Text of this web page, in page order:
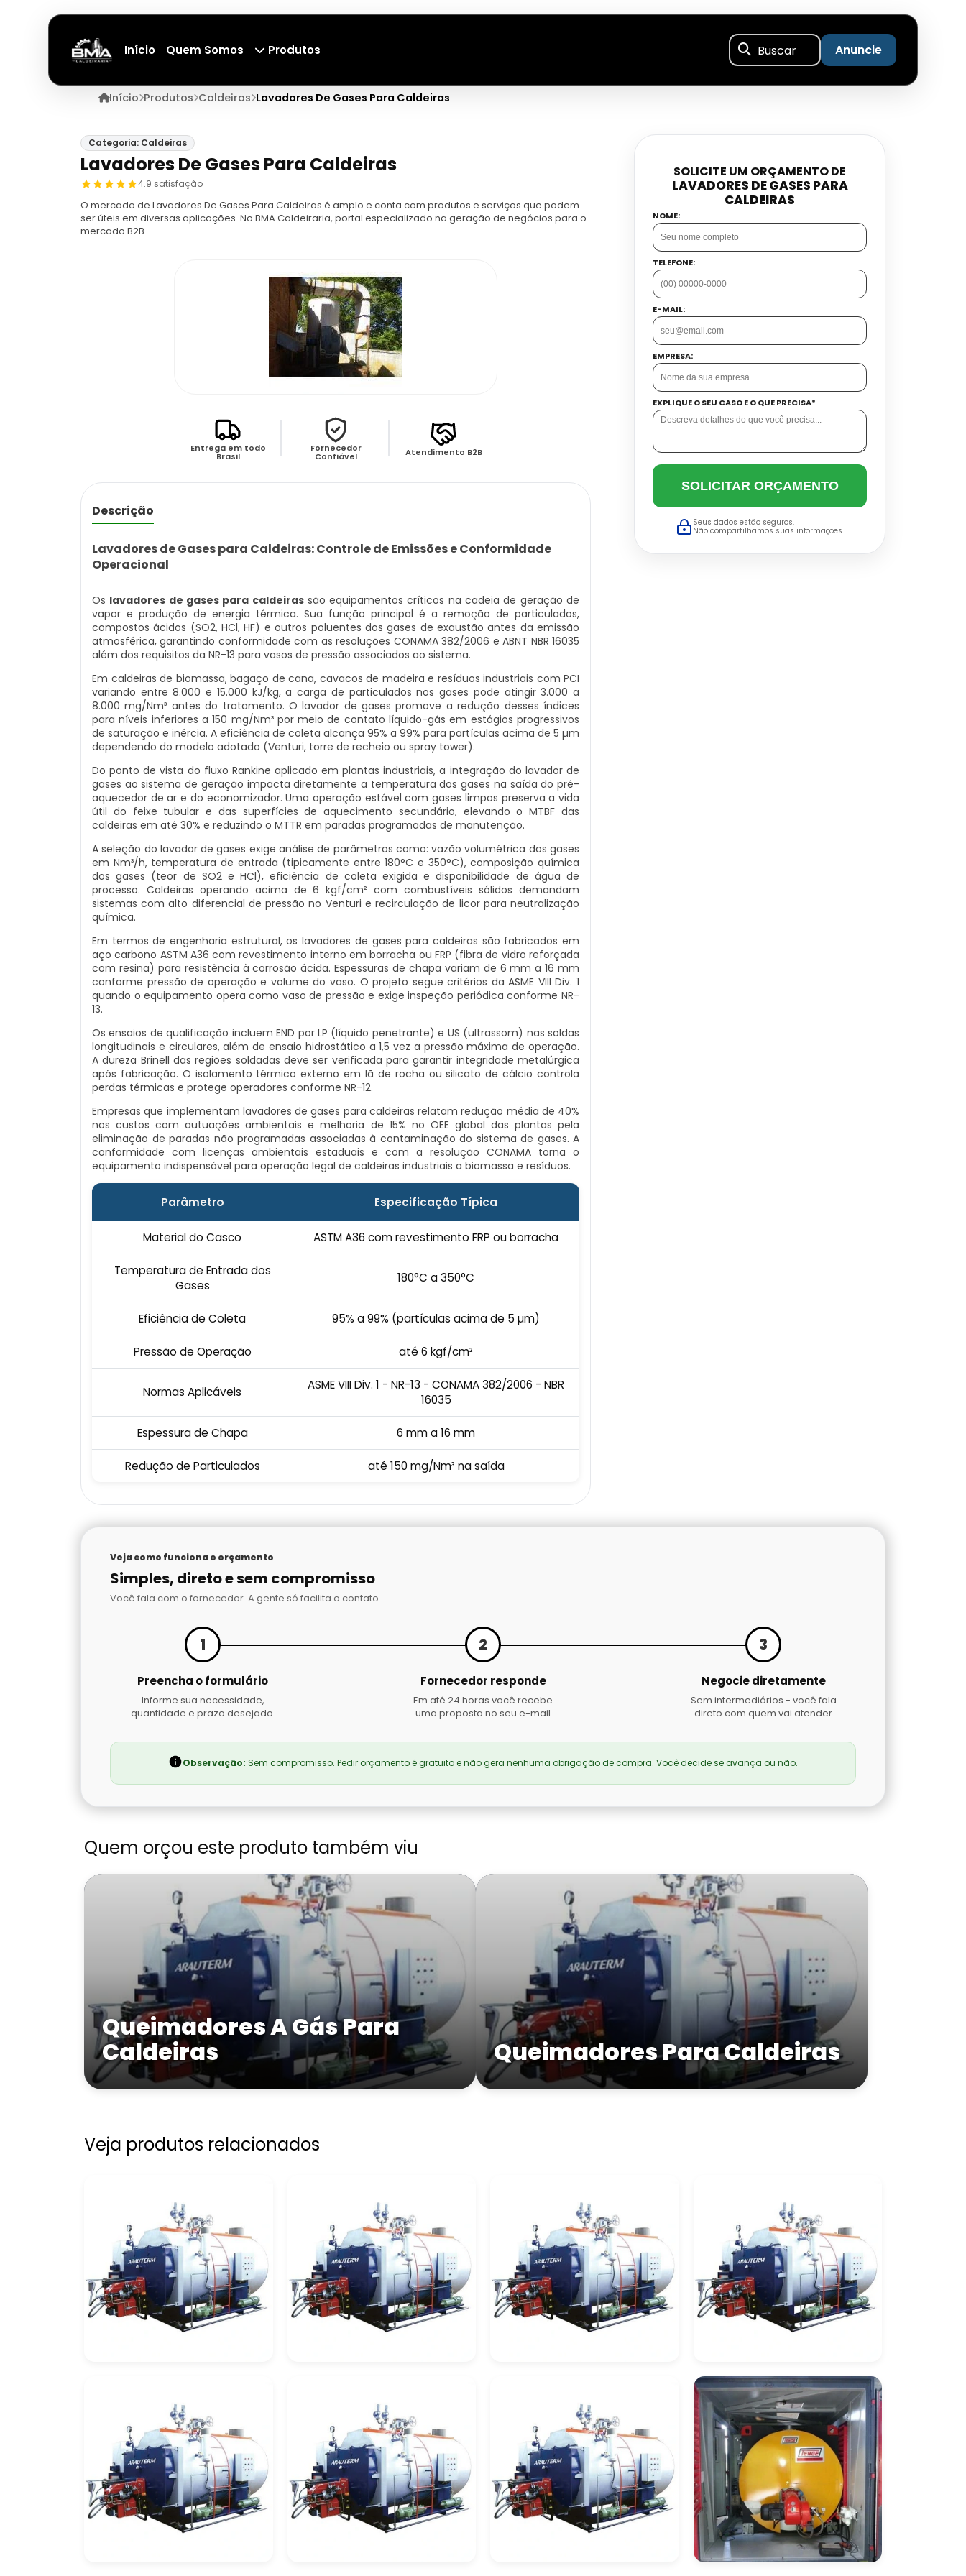
Início Quem Somos Produtos Buscar Anuncie
Início Produtos Caldeiras Lavadores De Gases Para Caldeiras
Categoria: Caldeiras
Lavadores De Gases Para Caldeiras
4.9 satisfação
O mercado de Lavadores De Gases Para Caldeiras é amplo e conta com produtos e serviços que podem
ser úteis em diversas aplicações. No BMA Caldeiraria, portal especializado na geração de negócios para o
mercado B2B.
Entrega em todo
Brasil
Fornecedor
Confiável Atendimento B2B
Descrição
Lavadores de Gases para Caldeiras: Controle de Emissões e Conformidade
Operacional
Os lavadores de gases para caldeirassão equipamentos críticos na cadeia de geração de
vapor e produção de energia térmica. Sua função principal é a remoção de particulados,
compostos ácidos (SO2, HCl, HF) e outros poluentes dos gases de exaustão antes da emissão
atmosférica, garantindo conformidade com as resoluções CONAMA 382/2006 e ABNT NBR 16035
além dos requisitos da NR-13 para vasos de pressão associados ao sistema.
Em caldeiras de biomassa, bagaço de cana, cavacos de madeira e resíduos industriais com PCI
variando entre 8.000 e 15.000 kJ/kg, a carga de particulados nos gases pode atingir 3.000 a
8.000 mg/Nm³ antes do tratamento. O lavador de gases promove a redução desses índices
para níveis inferiores a 150 mg/Nm³ por meio de contato líquido-gás em estágios progressivos
de saturação e inércia. A eficiência de coleta alcança 95% a 99% para partículas acima de 5 µm
dependendo do modelo adotado (Venturi, torre de recheio ou spray tower).
Do ponto de vista do fluxo Rankine aplicado em plantas industriais, a integração do lavador de
gases ao sistema de geração impacta diretamente a temperatura dos gases na saída do pré-
aquecedor de ar e do economizador. Uma operação estável com gases limpos preserva a vida
útil do feixe tubular e das superfícies de aquecimento secundário, elevando o MTBF das
caldeiras em até 30% e reduzindo o MTTR em paradas programadas de manutenção.
A seleção do lavador de gases exige análise de parâmetros como: vazão volumétrica dos gases
em Nm³/h, temperatura de entrada (tipicamente entre 180°C e 350°C), composição química
dos gases (teor de SO2 e HCl), eficiência de coleta exigida e disponibilidade de água de
processo. Caldeiras operando acima de 6 kgf/cm² com combustíveis sólidos demandam
sistemas com alto diferencial de pressão no Venturi e recirculação de licor para neutralização
química.
Em termos de engenharia estrutural, os lavadores de gases para caldeiras são fabricados em
aço carbono ASTM A36 com revestimento interno em borracha ou FRP (fibra de vidro reforçada
com resina) para resistência à corrosão ácida. Espessuras de chapa variam de 6 mm a 16 mm
conforme pressão de operação e volume do vaso. O projeto segue critérios da ASME VIII Div. 1
quando o equipamento opera como vaso de pressão e exige inspeção periódica conforme NR-
13.
Os ensaios de qualificação incluem END por LP (líquido penetrante) e US (ultrassom) nas soldas
longitudinais e circulares, além de ensaio hidrostático a 1,5 vez a pressão máxima de operação.
A dureza Brinell das regiões soldadas deve ser verificada para garantir integridade metalúrgica
após fabricação. O isolamento térmico externo em lã de rocha ou silicato de cálcio controla
perdas térmicas e protege operadores conforme NR-12.
Empresas que implementam lavadores de gases para caldeiras relatam redução média de 40%
nos custos com autuações ambientais e melhoria de 15% no OEE global das plantas pela
eliminação de paradas não programadas associadas à contaminação do sistema de gases. A
conformidade com licenças ambientais estaduais e com a resolução CONAMA torna o
equipamento indispensável para operação legal de caldeiras industriais a biomassa e resíduos.
Parâmetro Especificação Típica
Material do Casco ASTM A36 com revestimento FRP ou borracha
Temperatura de Entrada dos
Gases
180°C a 350°C
Eficiência de Coleta 95% a 99% (partículas acima de 5 µm)
Pressão de Operação até 6 kgf/cm²
Normas Aplicáveis
ASME VIII Div. 1 - NR-13 - CONAMA 382/2006 - NBR
16035
Espessura de Chapa 6 mm a 16 mm
Redução de Particulados até 150 mg/Nm³ na saída
SOLICITE UM ORÇAMENTO DE
LAVADORES DE GASES PARA
CALDEIRAS
NOME:
TELEFONE:
E-MAIL:
EMPRESA:
EXPLIQUE O SEU CASO E O QUE PRECISA*
SOLICITAR ORÇAMENTO
Seus dados estão seguros.
Não compartilhamos suas informações.
Veja como funciona o orçamento
Simples, direto e sem compromisso
Você fala com o fornecedor. A gente só facilita o contato.
1
Preencha o formulário
Informe sua necessidade,
quantidade e prazo desejado.
2
Fornecedor responde
Em até 24 horas você recebe
uma proposta no seu e-mail
3
Negocie diretamente
Sem intermediários - você fala
direto com quem vai atender
Observação: Sem compromisso. Pedir orçamento é gratuito e não gera nenhuma obrigação de compra. Você decide se avança ou não.
Quem orçou este produto também viu
Queimadores A Gás Para
Caldeiras Queimadores Para Caldeiras
Veja produtos relacionados
Recuperação
Recuperação Celulose
Caldeira De
Recuperação De Calor